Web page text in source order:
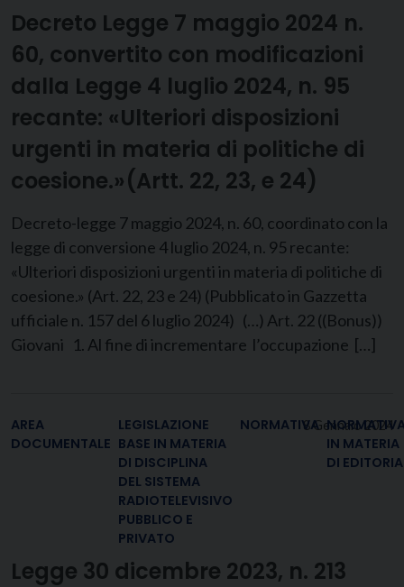
Decreto Legge 7 maggio 2024 n.
60, convertito con modificazioni
dalla Legge 4 luglio 2024, n. 95
recante: «Ulteriori disposizioni
urgenti in materia di politiche di
coesione.»(Artt. 22, 23, e 24)
Decreto-legge 7 maggio 2024, n. 60, coordinato con la
legge di conversione 4 luglio 2024, n. 95 recante:
«Ulteriori disposizioni urgenti in materia di politiche di
coesione.» (Art. 22, 23 e 24) (Pubblicato in Gazzetta
ufficiale n. 157 del 6 luglio 2024) (…) Art. 22 ((Bonus))
Giovani 1. Al fine di incrementare l’occupazione […]
8 Gennaio 2024
AREA
DOCUMENTALE
LEGISLAZIONE
BASE IN MATERIA
DI DISCIPLINA
DEL SISTEMA
RADIOTELEVISIVO
PUBBLICO E
PRIVATO
NORMATIVA
IN MATERIA
DI EDITORIA
Legge 30 dicembre 2023, n. 213